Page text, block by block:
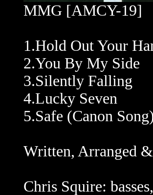
MMG [AMCY-19]
1.Hold Out Your
2.You By My Side
3.Silently Falling
4.Lucky Seven
5.Safe (Canon
Written, Arranged
Chris Squire: